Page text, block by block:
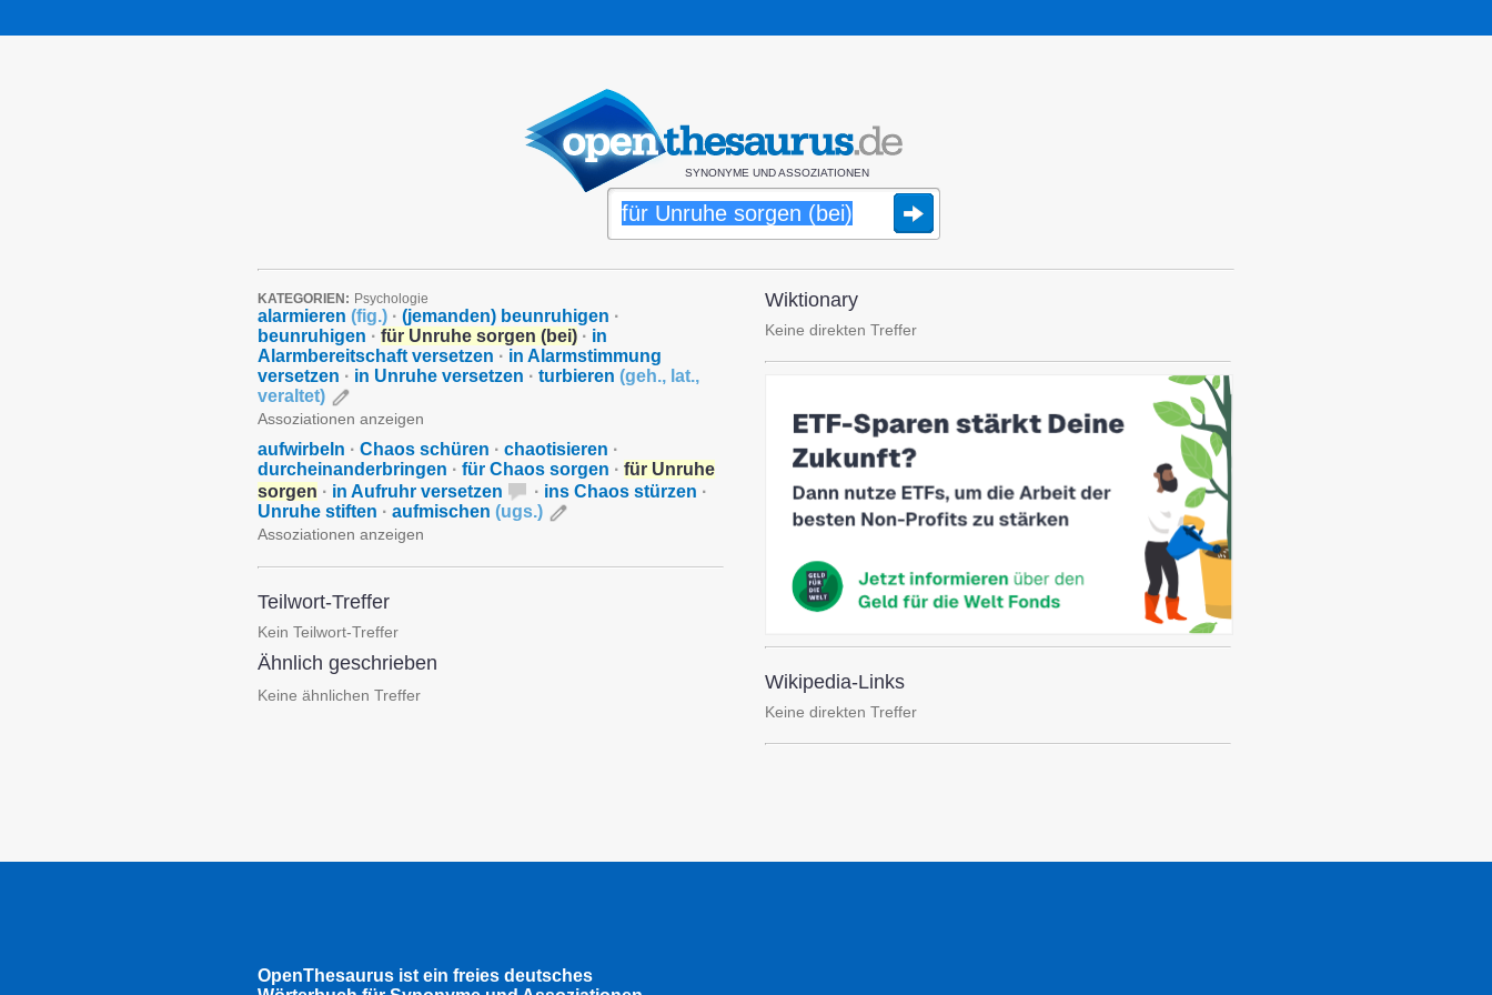
SYNONYME UND ASSOZIATIONEN
KATEGORIEN: Psychologie
alarmieren (fig.) · (jemanden) beunruhigen ·
beunruhigen · für Unruhe sorgen (bei) · in
Alarmbereitschaft versetzen · in Alarmstimmung
versetzen · in Unruhe versetzen · turbieren (geh., lat.,
veraltet)
Assoziationen anzeigen
aufwirbeln · Chaos schüren · chaotisieren ·
durcheinanderbringen · für Chaos sorgen · für Unruhe
sorgen · in Aufruhr versetzen · ins Chaos stürzen ·
Unruhe stiften · aufmischen (ugs.)
Assoziationen anzeigen
Teilwort-Treffer
Kein Teilwort-Treffer
Ähnlich geschrieben
Keine ähnlichen Treffer
Wiktionary
Keine direkten Treffer
Wikipedia-Links
Keine direkten Treffer
OpenThesaurus ist ein freies deutsches